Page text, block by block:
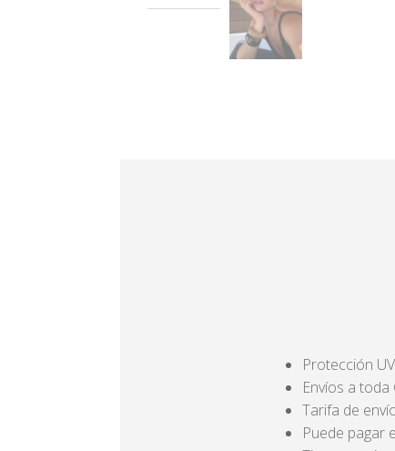
Protección
Envíos a toda
Tarifa de
Puede pagar